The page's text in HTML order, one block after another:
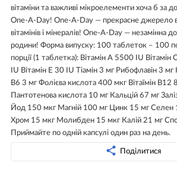
вітаміни та важливі мікроелементи хоча б за
One-A-Day! One-A-Day — прекрасне джерело
вітамінів і мінералів! One-A-Day — незамінна
родини! Форма випуску: 100 таблеток – 100
порції (1 таблетка): Вітамін А 5500 IU Вітамін
IU Вітамін Е 30 IU Тіамін 3 мг Рибофлавін 3 мг
В6 3 мг Фолієва кислота 400 мкг Вітаїмін В12
Пантотенова кислота 10 мг Кальцій 67 мг
Йод 150 мкг Магній 100 мг Цинк 15 мг Селен
Хром 15 мкг Молибден 15 мкг Калій 21 мг
Приймайте по одній капсулі один раз на день.
Поділитися